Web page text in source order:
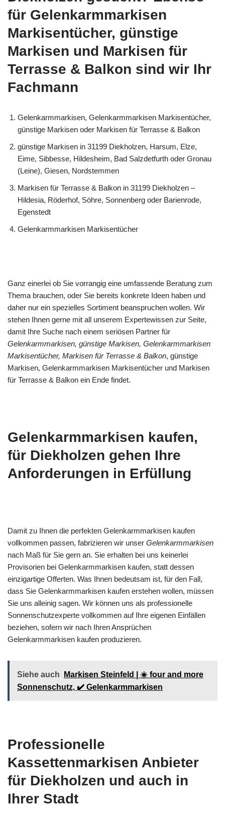
für Gelenkarmmarkisen
Markisentücher, günstige
Markisen und Markisen für
Terrasse & Balkon sind wir Ihr
Fachmann
Gelenkarmmarkisen, Gelenkarmmarkisen Markisentücher,
günstige Markisen oder Markisen für Terrasse & Balkon
günstige Markisen in 31199 Diekholzen, Harsum, Elze,
Eime, Sibbesse, Hildesheim, Bad Salzdetfurth oder Gronau
(Leine), Giesen, Nordstemmen
Markisen für Terrasse & Balkon in 31199 Diekholzen –
Hildesia, Röderhof, Söhre, Sonnenberg oder Barienrode,
Egenstedt
Gelenkarmmarkisen Markisentücher
Ganz einerlei ob Sie vorrangig eine umfassende Beratung zum
Thema brauchen, oder Sie bereits konkrete Ideen haben und
daher nur ein spezielles Sortiment beanspruchen wollen. Wir
stehen Ihnen gerne mit all unserem Expertewissen zur Seite,
damit Ihre Suche nach einem seriösen Partner für
Gelenkarmmarkisen, günstige Markisen, Gelenkarmmarkisen
Markisentücher, Markisen für Terrasse & Balkon, günstige
Markisen, Gelenkarmmarkisen Markisentücher und Markisen
für Terrasse & Balkon ein Ende findet.
Gelenkarmmarkisen kaufen,
für Diekholzen gehen Ihre
Anforderungen in Erfüllung
Damit zu Ihnen die perfekten Gelenkarmmarkisen kaufen
vollkommen passen, fabrizieren wir unser Gelenkarmmarkisen
nach Maß für Sie gern an. Sie erhalten bei uns keinerlei
Provisorien bei Gelenkarmmarkisen kaufen, statt dessen
einzigartige Offerten. Was Ihnen bedeutsam ist, für den Fall,
dass Sie Gelenkarmmarkisen kaufen erstehen wollen, müssen
Sie uns alleinig sagen. Wir können uns als professionelle
Sonnenschutzexperte vollkommen auf Ihre eigenen Einfällen
beziehen, sofern wir nach Ihren Ansprüchen
Gelenkarmmarkisen kaufen produzieren.
Siehe auch
Markisen Steinfeld | ☀️ four and more
Sonnenschutz, ✔️ Gelenkarmmarkisen
Professionelle
Kassettenmarkisen Anbieter
für Diekholzen und auch in
Ihrer Stadt